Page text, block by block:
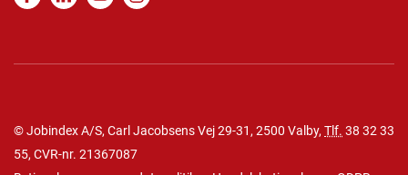
© Jobindex A/S, Carl Jacobsens Vej 29-31, 2500 Valby, Tlf. 38 32 33
55, CVR-nr. 21367087